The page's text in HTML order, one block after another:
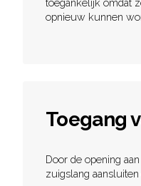
toegankelijk omdat
opnieuw kunnen
Toegang
Door de opening
zuigslang